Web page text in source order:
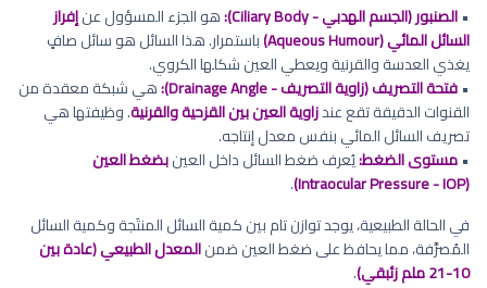
•الصنبور (الجسم الهدبي - Ciliary Body): هو الجزء المسؤول عنإفراز
السائل المائي (Aqueous Humour)
باستمرار. هذا السائل هو سائل صافٍ
يغذي العدسة والقرنية ويعطي العين شكلها الكروي.
•فتحة التصريف (زاوية التصريف - Drainage Angle):
هي شبكة معقدة من
القنوات الدقيقة تقع عندزاوية العين بين القزحية والقرنية. وظيفتها هي
تصريف السائل المائي بنفس معدل إنتاجه.
•مستوى الضغط:يُعرف ضغط السائل داخل العينبضغط العين
(Intraocular Pressure - IOP)
.
في الحالة الطبيعية، يوجد توازن تام بين كمية السائل المنتَجة وكمية السائل
المُصرَّفة، مما يحافظ على ضغط العين ضمنالمعدل الطبيعي (عادة بين
10-21 ملم زئبقي)
.